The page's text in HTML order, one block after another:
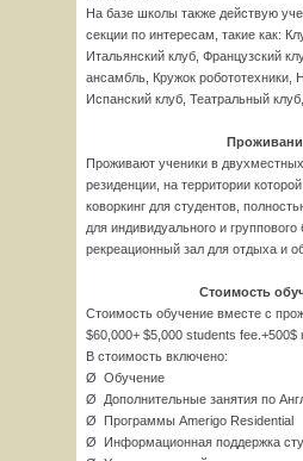
На базе школы также действую
секции по интересам, такие как:
Итальянский клуб, Французский
ансамбль, Кружок робототехники,
Испанский клуб, Театральный
Проживают ученики в
резиденции, на территории
коворкинг для студентов,
для индивидуального и группового
рекреационный зал для отдыха и
Стоимость
Стоимость обучение вместе с
$60,000+ $5,000 students fee.+500$
В стоимость включено:
Ø Обучение
Ø Дополнительные занятия по
Ø Программы Amerigo Residential
Ø Информационная поддержка